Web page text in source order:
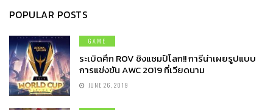
POPULAR POSTS
GAME
ระเบิดศึก ROV ชิงแชมป์โลก!! การีน่าเผยรูปแบบ
การแข่งขัน AWC 2019 ที่เวียดนาม
JUNE 26, 2019